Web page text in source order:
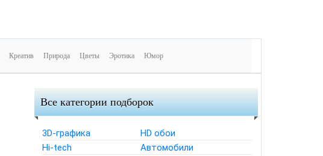
Креатив Природа Цветы Эротика Юмор
Все категории подборок
3D-графика
HD обои
Hi-tech
Автомобили